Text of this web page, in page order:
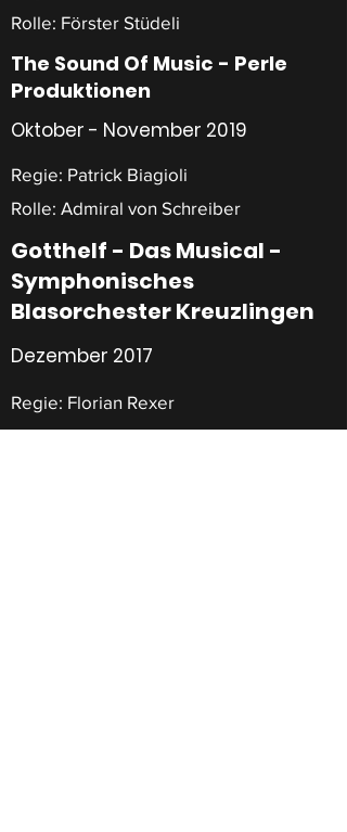
Rolle: Förster Stüdeli
The Sound Of Music - Perle
Produktionen
Oktober - November 2019
Regie: Patrick Biagioli
Rolle: Admiral von Schreiber
Gotthelf - Das Musical -
Symphonisches
Blasorchester Kreuzlingen
Dezember 2017
Regie: Florian Rexer
Rolle: Käsehändler 1 / Ensemble